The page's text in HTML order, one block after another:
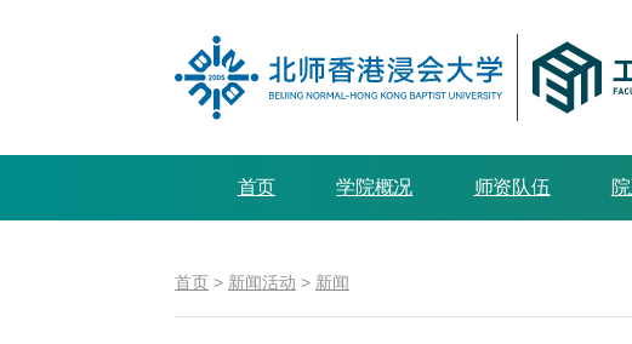
首页 学院概况 师资队伍
首页 > 新闻活动 > 新闻